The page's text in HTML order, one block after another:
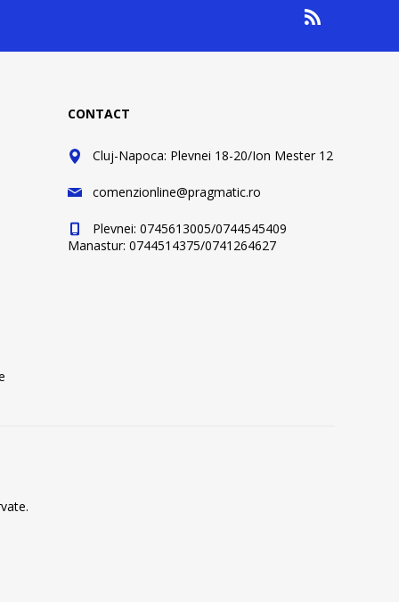
CONTACT
Cluj-Napoca: Plevnei 18-20/Ion Mester 12
comenzionline@pragmatic.ro
Plevnei: 0745613005/0744545409
Manastur: 0744514375/0741264627